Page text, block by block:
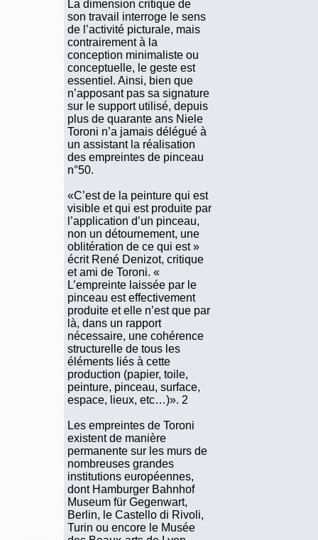
La dimension critique de
son travail interroge le sens
de l’activité picturale, mais
contrairement à la
conception minimaliste ou
conceptuelle, le geste est
essentiel. Ainsi, bien que
n’apposant pas sa signature
sur le support utilisé, depuis
plus de quarante ans Niele
Toroni n’a jamais délégué à
un assistant la réalisation
des empreintes de pinceau
n°50.
«C’est de la peinture qui est
visible et qui est produite par
l’application d’un pinceau,
non un détournement, une
oblitération de ce qui est »
écrit René Denizot, critique
et ami de Toroni. «
L’empreinte laissée par le
pinceau est effectivement
produite et elle n’est que par
là, dans un rapport
nécessaire, une cohérence
structurelle de tous les
éléments liés à cette
production (papier, toile,
peinture, pinceau, surface,
espace, lieux, etc…)». 2
Les empreintes de Toroni
existent de manière
permanente sur les murs de
nombreuses grandes
institutions européennes,
dont Hamburger Bahnhof
Museum für Gegenwart,
Berlin, le Castello di Rivoli,
Turin ou encore le Musée